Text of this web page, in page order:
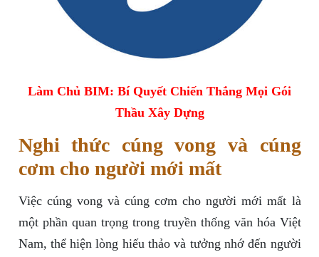
Làm Chủ BIM: Bí Quyết Chiến Thắng Mọi Gói
Thầu Xây Dựng
Nghi thức cúng vong và cúng
cơm cho người mới mất
Việc cúng vong và cúng cơm cho người mới mất là
một phần quan trọng trong truyền thống văn hóa Việt
Nam, thể hiện lòng hiếu thảo và tưởng nhớ đến người